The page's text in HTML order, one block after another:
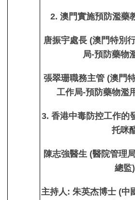
2. 澳門實施預防濫藥
唐振宇處長 (澳門特別
局-預防藥物
張翠珊職務主管 (澳門
工作局-預防藥物濫
3. 香港中毒防控工作的
托咪
陳志強醫生 (醫院管理
總監)
主持人: 朱英杰博士 (中